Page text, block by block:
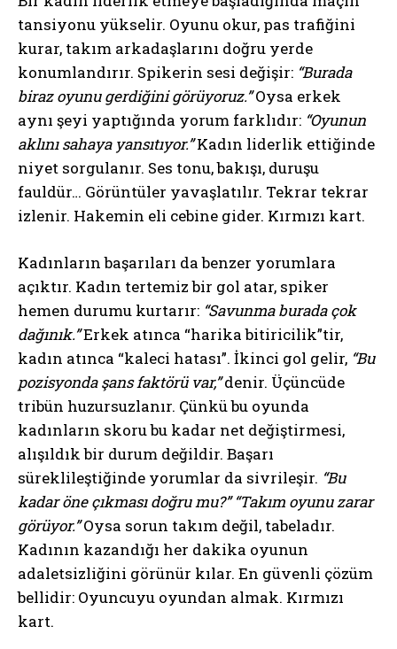
tansiyonu yükselir. Oyunu okur, pas trafiğini
kurar, takım arkadaşlarını doğru yerde
konumlandırır. Spikerin sesi değişir: “Burada
biraz oyunu gerdiğini görüyoruz.”Oysa erkek
aynı şeyi yaptığında yorum farklıdır: “Oyunun
aklını sahaya yansıtıyor.”Kadın liderlik ettiğinde
niyet sorgulanır. Ses tonu, bakışı, duruşu
fauldür… Görüntüler yavaşlatılır. Tekrar tekrar
izlenir. Hakemin eli cebine gider. Kırmızı kart.
Kadınların başarıları da benzer yorumlara
açıktır. Kadın tertemiz bir gol atar, spiker
hemen durumu kurtarır: “Savunma burada çok
dağınık.”Erkek atınca “harika bitiricilik”tir,
kadın atınca “kaleci hatası”. İkinci gol gelir, “Bu
pozisyonda şans faktörü var,”denir. Üçüncüde
tribün huzursuzlanır. Çünkü bu oyunda
kadınların skoru bu kadar net değiştirmesi,
alışıldık bir durum değildir. Başarı
süreklileştiğinde yorumlar da sivrileşir. “Bu
kadar öne çıkması doğru mu?” “Takım oyunu zarar
görüyor.”Oysa sorun takım değil, tabeladır.
Kadının kazandığı her dakika oyunun
adaletsizliğini görünür kılar. En güvenli çözüm
bellidir: Oyuncuyu oyundan almak. Kırmızı
kart.